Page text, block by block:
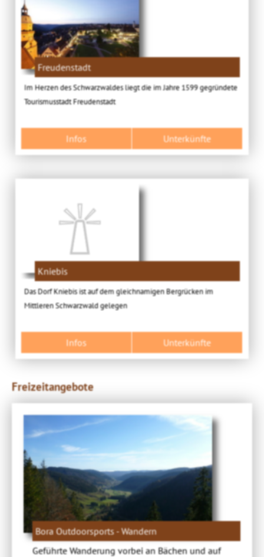
Freudenstadt
Im Herzen des Schwarzwaldes liegt die im Jahre 1599 gegründete
Tourismusstadt Freudenstadt
Infos Unterkünfte
Kniebis
Das Dorf Kniebis ist auf dem gleichnamigen Bergrücken im
Mittleren Schwarzwald gelegen
Infos Unterkünfte
Freizeitangebote
Bora Outdoorsports - Wandern
Geführte Wanderung vorbei an Bächen und auf